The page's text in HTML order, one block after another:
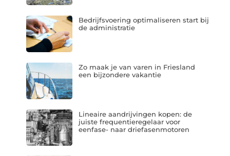
Bedrijfsvoering optimaliseren start bij
de administratie
Zo maak je van varen in Friesland
een bijzondere vakantie
Lineaire aandrijvingen kopen: de
juiste frequentieregelaar voor
eenfase- naar driefasenmotoren